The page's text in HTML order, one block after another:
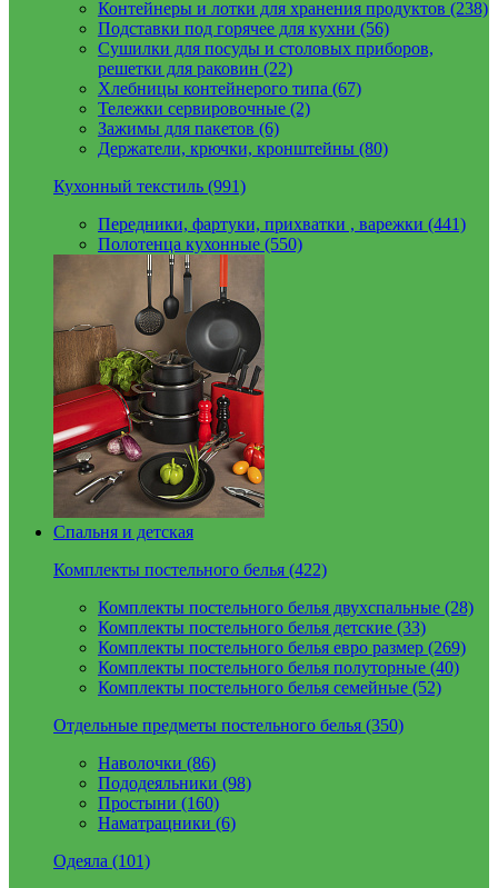
Контейнеры и лотки для хранения продуктов (238)
Подставки под горячее для кухни (56)
Сушилки для посуды и столовых приборов,
решетки для раковин (22)
Хлебницы контейнерого типа (67)
Тележки сервировочные (2)
Зажимы для пакетов (6)
Держатели, крючки, кронштейны (80)
Кухонный текстиль (991)
Передники, фартуки, прихватки , варежки (441)
Полотенца кухонные (550)
Спальня и детская
Комплекты постельного белья (422)
Комплекты постельного белья двухспальные (28)
Комплекты постельного белья детские (33)
Комплекты постельного белья евро размер (269)
Комплекты постельного белья полуторные (40)
Комплекты постельного белья семейные (52)
Отдельные предметы постельного белья (350)
Наволочки (86)
Пододеяльники (98)
Простыни (160)
Наматрацники (6)
Одеяла (101)